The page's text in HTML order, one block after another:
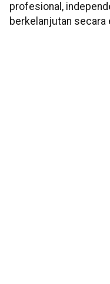
profesional,
berkelanjutan secara